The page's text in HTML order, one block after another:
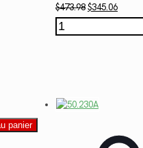
$473.98Le
prix
initial
$345.06Le
prix
actuel
quantité
de
panier